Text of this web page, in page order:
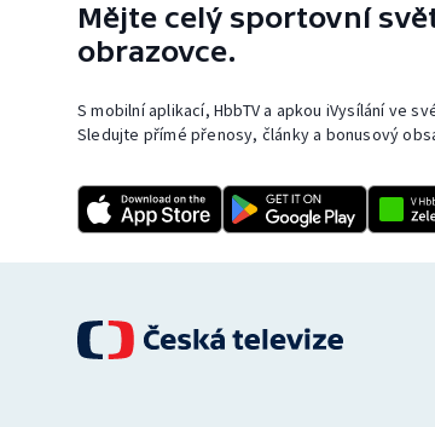
Mějte celý sportovní
obrazovce.
S mobilní aplikací, HbbTV a apkou iVysílání ve
Sledujte přímé přenosy, články a bonusový